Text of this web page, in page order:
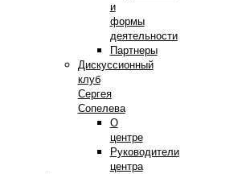
и
формы
деятельности
Партнеры
Дискуссионный
клуб
Сергея
Сопелева
О
центре
Руководители
центра